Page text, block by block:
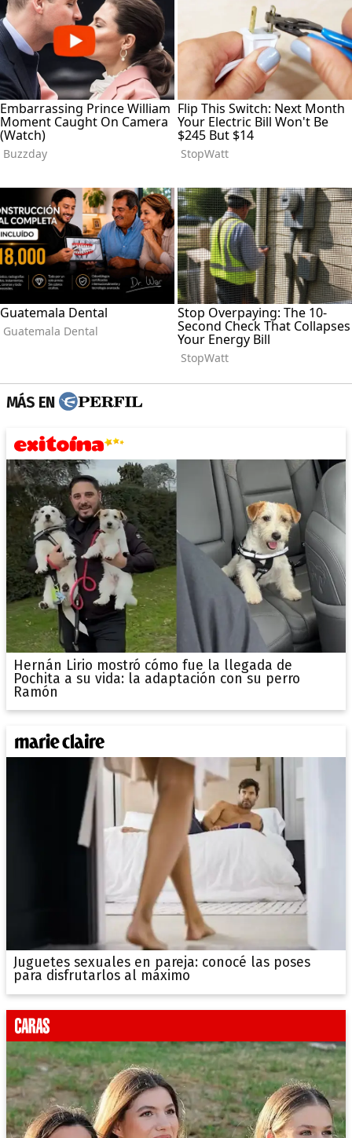
MÁS EN
Hernán Lirio mostró cómo fue la llegada de
Pochita a su vida: la adaptación con su perro
Ramón
Juguetes sexuales en pareja: conocé las poses
para disfrutarlos al máximo